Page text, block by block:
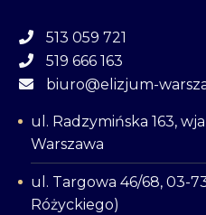
513 059 721
519 666 163
biuro@elizjum-
ul. Radzymińska 163,
Warszawa
ul. Targowa 46/68, 03-
Różyckiego)